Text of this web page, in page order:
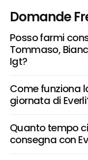
Domande
Posso farmi
Tommaso,
Igt?
Come funziona
giornata di
Quanto tempo
consegna con